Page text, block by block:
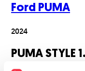
Ford PUMA
2024
PUMA STYLE